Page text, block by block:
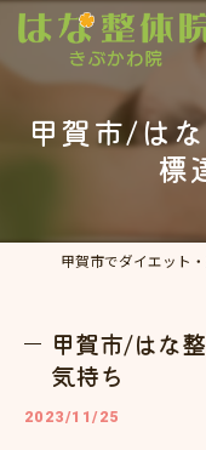
甲賀市/は
標
甲賀市/はな
気持ち
2023/11/25